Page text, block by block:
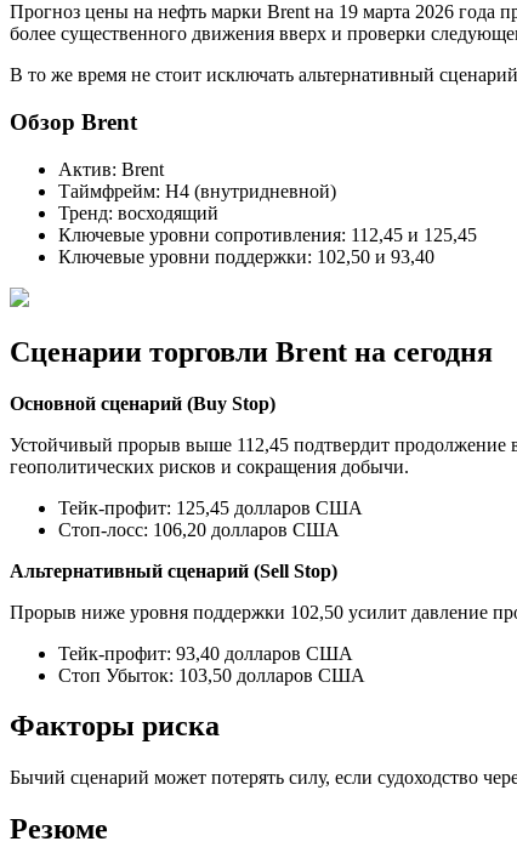
Прогноз цены на нефть марки Brent на 19 марта 2026 года
более существенного движения вверх и проверки
В то же время не стоит исключать альтернативный
Обзор Brent
Актив: Brent
Таймфрейм: H4 (внутридневной)
Тренд: восходящий
Ключевые уровни сопротивления: 112,45 и 125,45
Ключевые уровни поддержки: 102,50 и 93,40
Сценарии торговли Brent на сегодня
Основной сценарий (Buy Stop)
Устойчивый прорыв выше 112,45 подтвердит продолжение
геополитических рисков и сокращения добычи.
Тейк-профит: 125,45 долларов США
Стоп-лосс: 106,20 долларов США
Альтернативный сценарий (Sell Stop)
Прорыв ниже уровня поддержки 102,50 усилит давление
Тейк-профит: 93,40 долларов США
Стоп Убыток: 103,50 долларов США
Факторы риска
Бычий сценарий может потерять силу, если судоходство
Резюме